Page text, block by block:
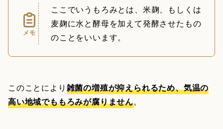
メモ
ここでいうもろみとは、米麹、もしくは
麦麹に水と酵母を加えて発酵させたもの
のことをいいます。
このことにより 雑菌の増殖が抑えられるため、気温の
高い地域でももろみが腐りません。